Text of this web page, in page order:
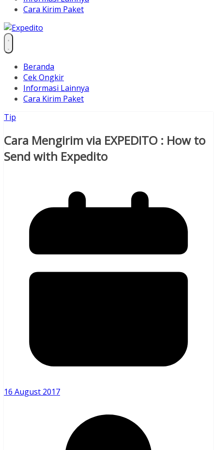
Cara Kirim Paket
Beranda
Cek Ongkir
Informasi Lainnya
Cara Kirim Paket
Tip
Cara Mengirim via EXPEDITO : How to
Send with Expedito
16 August 2017